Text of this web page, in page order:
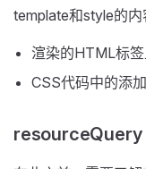
template和style的
渲染的HTML标
CSS代码中的添
resourceQuery